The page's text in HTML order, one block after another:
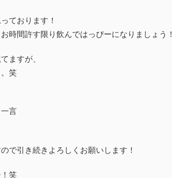
ております！
時間許す限り飲んではっぴーになりましょう！
ますが、
笑
言
で引き続きよろしくお願いします！
笑